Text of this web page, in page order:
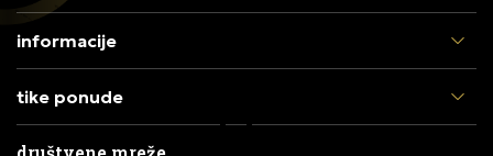
informacije
tike ponude